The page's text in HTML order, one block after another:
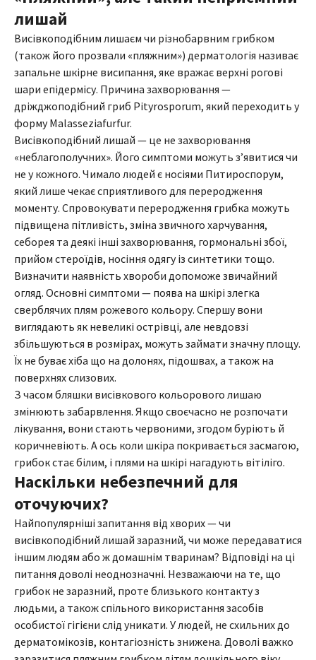
лишай
Висівкоподібним лишаєм чи різнобарвним грибком
(також його прозвали «пляжним») дерматологія називає
запальне шкірне висипання, яке вражає верхні рогові
шари епідермісу. Причина захворювання —
дріжджоподібний гриб Pityrosporum, який переходить у
форму Malasseziafurfur.
Висівкоподібний лишай — це не захворювання
«неблагополучних». Його симптоми можуть з’явитися чи
не у кожного. Чимало людей є носіями Питироспорум,
який лише чекає сприятливого для переродження
моменту. Спровокувати переродження грибка можуть
підвищена пітливість, зміна звичного харчування,
себорея та деякі інші захворювання, гормональні збої,
прийом стероїдів, носіння одягу із синтетики тощо.
Визначити наявність хвороби допоможе звичайний
огляд. Основні симптоми — поява на шкірі злегка
сверблячих плям рожевого кольору. Спершу вони
виглядають як невеликі острівці, але невдовзі
збільшуються в розмірах, можуть займати значну площу.
Їх не буває хіба що на долонях, підошвах, а також на
поверхнях слизових.
З часом бляшки висівкового кольорового лишаю
змінюють забарвлення. Якщо своєчасно не розпочати
лікування, вони стають червоними, згодом буріють й
коричневіють. А ось коли шкіра покривається засмагою,
грибок стає білим, і плями на шкірі нагадують вітіліго.
Наскільки небезпечний для
оточуючих?
Найпопулярніші запитання від хворих — чи
висівкоподібний лишай заразний, чи може передаватися
іншим людям або ж домашнім тваринам? Відповіді на ці
питання доволі неоднозначні. Незважаючи на те, що
грибок не заразний, проте близького контакту з
людьми, а також спільного використання засобів
особистої гігієни слід уникати. У людей, не схильних до
дерматомікозів, контагіозність знижена. Доволі важко